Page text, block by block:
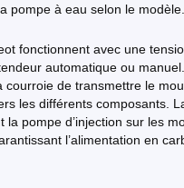
pompe à eau selon le modèle.
fonctionnent avec une
automatique ou
courroie de transmettre le
les différents composants.
la pompe d’injection sur les
l’alimentation en